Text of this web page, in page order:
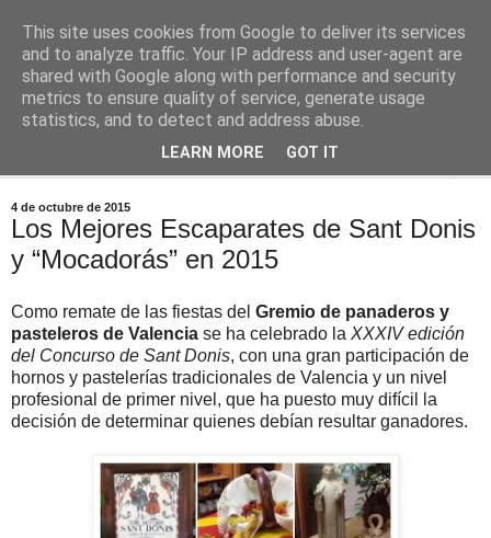
Comoju
La Cocina del Día a Día y el día a día de la Gastronomía
4 de octubre de 2015
Los Mejores Escaparates de Sant Donis
y “Mocadorás” en 2015
Como remate de las fiestas del Gremio de panaderos y
pasteleros de Valencia se ha celebrado la XXXIV edición
del Concurso de Sant Donis, con una gran participación de
hornos y pastelerías tradicionales de Valencia y un nivel
profesional de primer nivel, que ha puesto muy difícil la
decisión de determinar quienes debían resultar ganadores.
This site uses cookies from Google to deliver its services
and to analyze traffic. Your IP address and user-agent are
shared with Google along with performance and security
metrics to ensure quality of service, generate usage
statistics, and to detect and address abuse.
LEARN MORE GOT IT